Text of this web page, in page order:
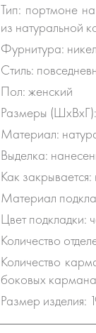
Тип: портмоне
из натуральной
Фурнитура:
Стиль:
Пол: женский
Размеры
Материал:
Выделка:
Как
Материал
Цвет подкладки:
Количество
Количество
боковых
Размер изделия: